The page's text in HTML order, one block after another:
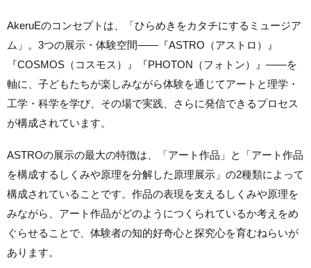
AkeruEのコンセプトは、「ひらめきをカタチにするミュージア
ム」。 3つの展示・体験空間—— 『ASTRO（アストロ）
』
『COSMOS（コスモス） 』『PHOTON（フォトン） 』 ——を
軸に、子どもたちが楽しみながら体験を通じてアートと理学・
工学・科学を学び、その場で実践、さらに発信できるプロセス
が構成されています。
ASTROの展示の最大の特徴は、
「アート作品」と「アート作品
を構成するしくみや原理を分解した原理展示」の2種類によって
構成されていることです。作品の表現を支えるしくみや原理を
みながら、アート作品がどのようにつくられているか考えをめ
ぐらせることで
体験者の知的好奇心と探究心を育むねらいが
あります。